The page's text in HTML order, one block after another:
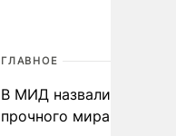
ГЛАВНОЕ
В МИД назвали условия
прочного мира на